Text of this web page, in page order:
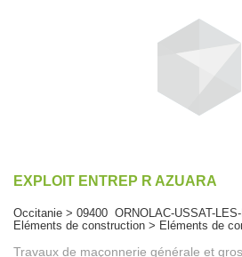
EXPLOIT ENTREP R AZUARA
Occitanie > 09400 ORNOLAC-USSAT-
Eléments de construction > Eléments de
Travaux de maçonnerie générale et